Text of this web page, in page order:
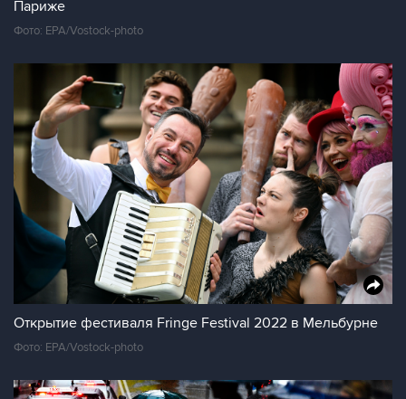
Париже
Фото: EPA/Vostock-photo
Открытие фестиваля Fringe Festival 2022 в Мельбурне
Фото: EPA/Vostock-photo